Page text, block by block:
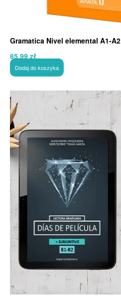
Gramatica Nivel elemental A1-A2
85,99zł
Dodaj do koszyka